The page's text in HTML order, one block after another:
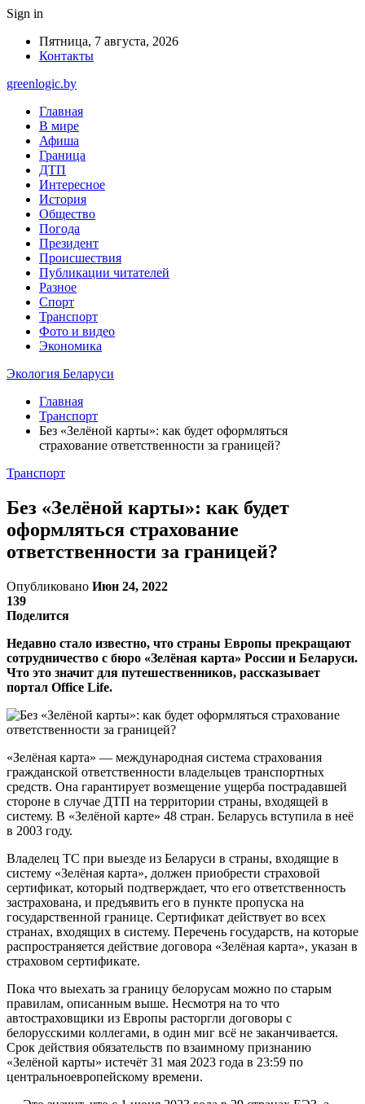
Sign in
Пятница, 7 августа, 2026
Контакты
greenlogic.by
Главная
В мире
Афиша
Граница
ДТП
Интересное
История
Общество
Погода
Президент
Происшествия
Публикации читателей
Разное
Спорт
Транспорт
Фото и видео
Экономика
Экология Беларуси
Главная
Транспорт
Без «Зелёной карты»: как будет оформляться
страхование ответственности за границей?
Транспорт
Без «Зелёной карты»: как будет
оформляться страхование
ответственности за границей?
Опубликовано Июн 24, 2022
139
Поделится
Недавно стало известно, что страны Европы прекращают
сотрудничество с бюро «Зелёная карта» России и Беларуси.
Что это значит для путешественников, рассказывает
портал Office Life.
«Зелёная карта» — международная система страхования
гражданской ответственности владельцев транспортных
средств. Она гарантирует возмещение ущерба пострадавшей
стороне в случае ДТП на территории страны, входящей в
систему. В «Зелёной карте» 48 стран. Беларусь вступила в неё
в 2003 году.
Владелец ТС при выезде из Беларуси в страны, входящие в
систему «Зелёная карта», должен приобрести страховой
сертификат, который подтверждает, что его ответственность
застрахована, и предъявить его в пункте пропуска на
государственной границе. Сертификат действует во всех
странах, входящих в систему. Перечень государств, на которые
распространяется действие договора «Зелёная карта», указан в
страховом сертификате.
Пока что выехать за границу белорусам можно по старым
правилам, описанным выше. Несмотря на то что
автостраховщики из Европы расторгли договоры с
белорусскими коллегами, в один миг всё не заканчивается.
Срок действия обязательств по взаимному признанию
«Зелёной карты» истечёт 31 мая 2023 года в 23:59 по
центральноевропейскому времени.